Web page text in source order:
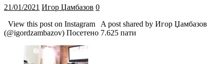
21/01/2021 Игор Џамбазов 0
View this post on Instagram A post shared by Игор Џамбазов
(@igordzambazov) Посетено 7.625 пати